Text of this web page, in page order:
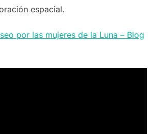
espacial.
por las mujeres de la Luna – Blog